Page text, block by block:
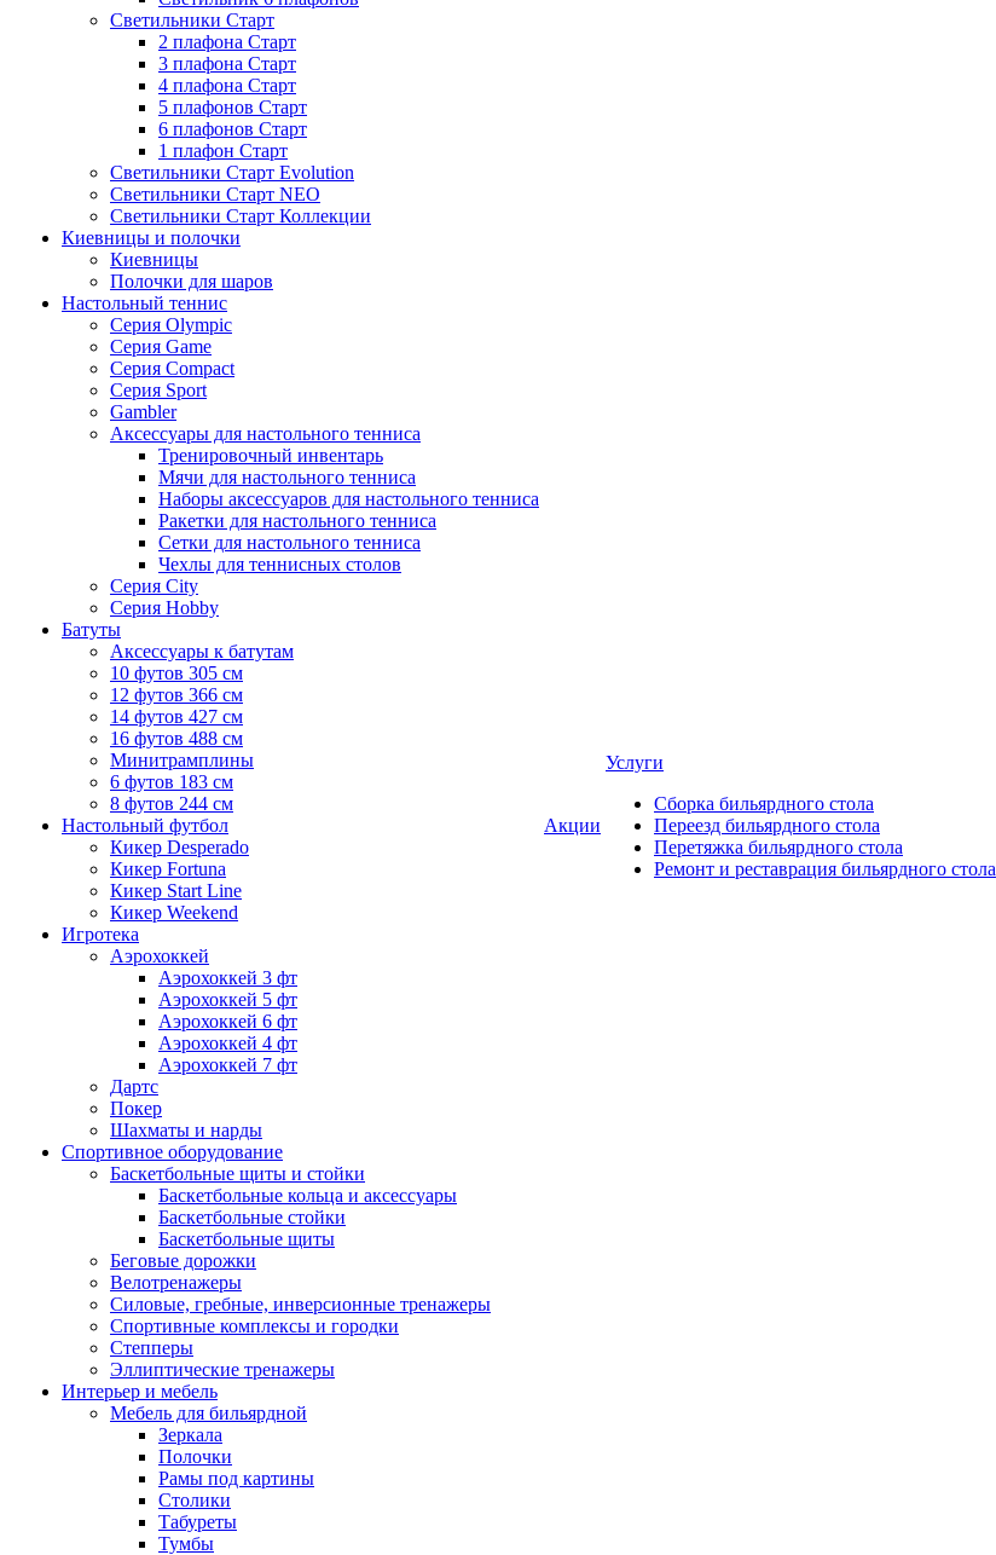
Светильники Старт
2 плафона Старт
3 плафона Старт
4 плафона Старт
5 плафонов Старт
6 плафонов Старт
1 плафон Старт
Светильники Старт Evolution
Светильники Старт NEO
Светильники Старт Коллекции
Киевницы и полочки
Киевницы
Полочки для шаров
Настольный теннис
Серия Olympic
Серия Game
Серия Compact
Серия Sport
Gambler
Аксессуары для настольного тенниса
Тренировочный инвентарь
Мячи для настольного тенниса
Наборы аксессуаров для настольного тенниса
Ракетки для настольного тенниса
Сетки для настольного тенниса
Чехлы для теннисных столов
Серия City
Серия Hobby
Батуты
Аксессуары к батутам
10 футов 305 см
12 футов 366 см
14 футов 427 см
16 футов 488 см
Минитрамплины
6 футов 183 см
8 футов 244 см
Настольный футбол
Кикер Desperado
Кикер Fortuna
Кикер Start Line
Кикер Weekend
Игротека
Аэрохоккей
Аэрохоккей 3 фт
Аэрохоккей 5 фт
Аэрохоккей 6 фт
Аэрохоккей 4 фт
Аэрохоккей 7 фт
Дартс
Покер
Шахматы и нарды
Спортивное оборудование
Баскетбольные щиты и стойки
Баскетбольные кольца и аксессуары
Баскетбольные стойки
Баскетбольные щиты
Беговые дорожки
Велотренажеры
Силовые, гребные, инверсионные тренажеры
Спортивные комплексы и городки
Степперы
Эллиптические тренажеры
Интерьер и мебель
Мебель для бильярдной
Зеркала
Полочки
Рамы под картины
Столики
Табуреты
Тумбы
Акции
Услуги
Сборка бильярдного стола
Переезд бильярдного стола
Перетяжка бильярдного стола
Ремонт и реставрация бильярдного стола